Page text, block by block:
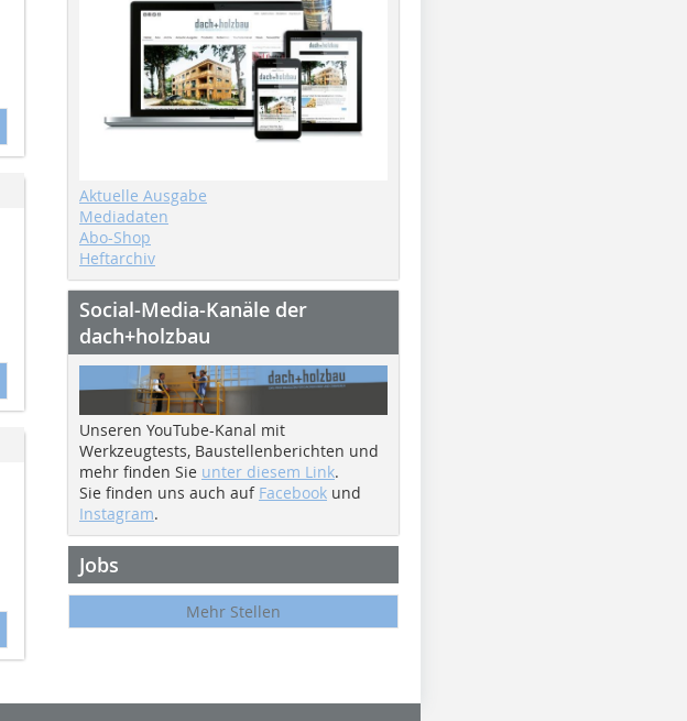
Aktuelle Ausgabe
Mediadaten
Abo-Shop
Heftarchiv
Social-Media-Kanäle der
dach+holzbau
Unseren YouTube-Kanal mit
Werkzeugtests, Baustellenberichten und
mehr finden Sie unter diesem Link.
Sie finden uns auch auf Facebook und
Instagram.
Jobs
Mehr Stellen